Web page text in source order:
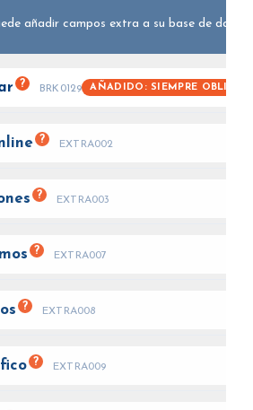
añadir campos extra a su base de datos.
? BRK0129 AÑADIDO: SIEMPRE
? EXTRA002
? EXTRA003
? EXTRA007
? EXTRA008
? EXTRA009